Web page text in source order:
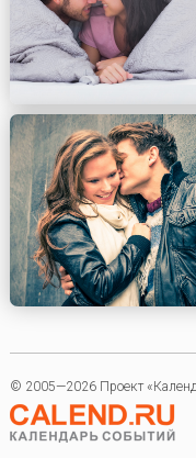
© 2005—2026 Проект